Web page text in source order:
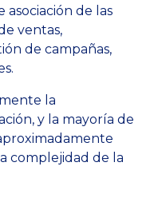
asociación de las
ventas,
de campañas,
la
y la mayoría de
complejidad de la